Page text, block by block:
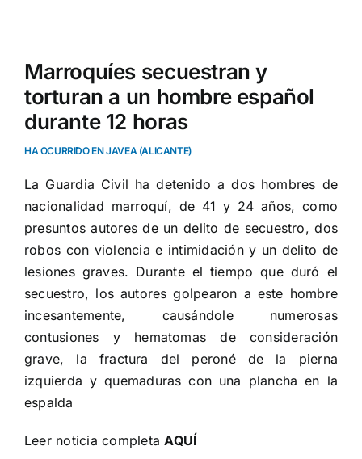
imagen
más
grande
Marroquíes secuestran y
torturan a un hombre español
durante 12 horas
HA OCURRIDO EN JAVEA (ALICANTE)
La Guardia Civil ha detenido a dos hombres de
nacionalidad marroquí, de 41 y 24 años, como
presuntos autores de un delito de secuestro, dos
robos con violencia e intimidación y un delito de
lesiones graves. Durante el tiempo que duró el
secuestro, los autores golpearon a este hombre
incesantemente, causándole numerosas
contusiones y hematomas de consideración
grave, la fractura del peroné de la pierna
izquierda y quemaduras con una plancha en la
espalda
Leer noticia completaAQUÍ